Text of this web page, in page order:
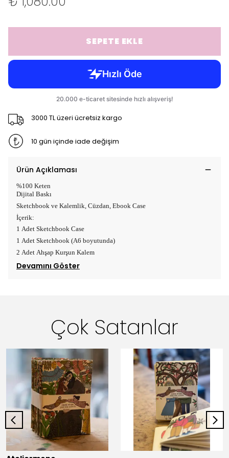
SEPETE EKLE
3000 TL üzeri ücretsiz kargo
10 gün içinde iade değişim
Ürün Açıklaması
%100 Keten
Dijital Baskı
Sketchbook ve Kalemlik, Cüzdan, Ebook Case
İçerik:
1 Adet Sketchbook Case
1 Adet Sketchbook (A6 boyutunda)
2 Adet Ahşap Kurşun Kalem
Devamını Göster
Çok Satanlar